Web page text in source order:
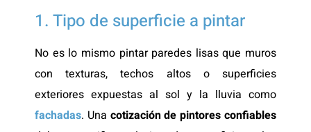
1. Tipo de superficie a pintar
No es lo mismo pintar paredes lisas que muros
con texturas, techos altos o superficies
exteriores expuestas al sol y la lluvia como
fachadas. Una cotización de pintores confiables